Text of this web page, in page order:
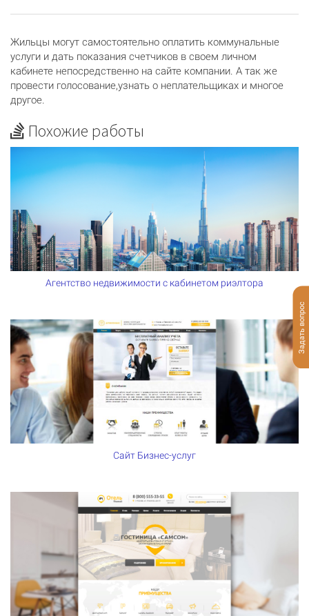
Жильцы могут самостоятельно оплатить коммунальные
услуги и дать показания счетчиков в своем личном
кабинете непосредственно на сайте компании. А так же
провести голосование,узнать о неплательщиках и многое
другое.
Похожие работы
Агентство недвижимости с кабинетом риэлтора
Сайт Бизнес-услуг
Задать вопрос